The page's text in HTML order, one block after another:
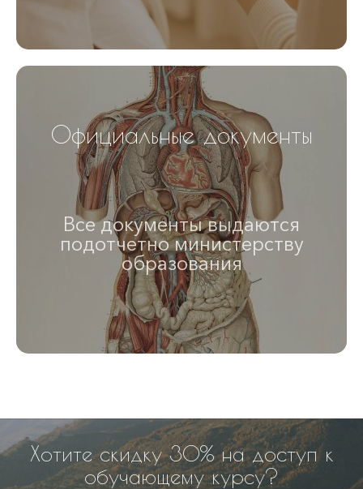
Официальные документы
Все документы выдаются
подотчетно министерству
образования
Хотите скидку 30% на доступ к
обучающему курсу?